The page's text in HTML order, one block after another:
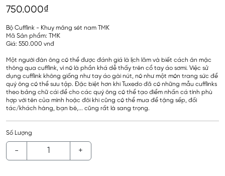
750.000₫
Bộ Cufflink - Khuy măng sét nam TMK
Mã Sản phẩm: TMK
Giá: 550.000 vnđ
Một người đàn ông có thể được đánh giá là lịch lãm và biết cách ăn mặc
thông qua cufflink, vì nó là phần khá dễ thấy trên cổ tay áo sơmi. Việc sử
dụng cufflink không giống như tay áo gài nút, nó như một món trang sức để
quý ông có thể sưu tập. Đặc biệt hơn khi Tuxedo đã có những mẫu cufflinks
theo bảng chữ cái để cho các quý ông có thể tạo điểm nhấn cá tính phù
hợp với tên của mình hoặc đôi khi cũng có thể mua để tặng sếp, đối
tác/khách hàng, bạn bè,... cũng rất là sang trọng.
Số Lượng
- +